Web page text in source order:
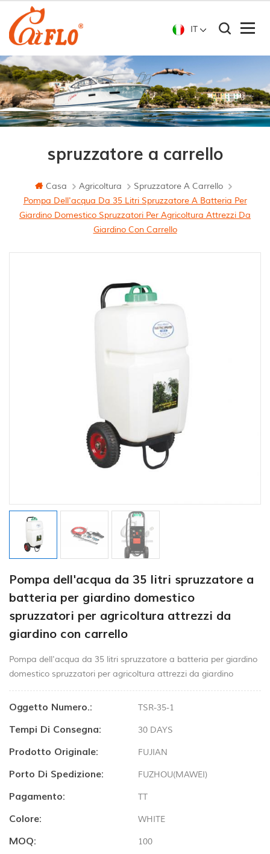
IT
spruzzatore a carrello
Casa Agricoltura
Spruzzatore A Carrello
Pompa Dell'acqua Da 35 Litri Spruzzatore A Batteria Per
Giardino Domestico Spruzzatori Per Agricoltura Attrezzi Da
Giardino Con Carrello
Pompa dell'acqua da 35 litri spruzzatore a
batteria per giardino domestico
spruzzatori per agricoltura attrezzi da
giardino con carrello
Pompa dell'acqua da 35 litri spruzzatore a batteria per giardino
domestico spruzzatori per agricoltura attrezzi da giardino
Oggetto Numero.: TSR-35-1
Tempi Di Consegna: 30 DAYS
Prodotto Originale: FUJIAN
Porto Di Spedizione: FUZHOU(MAWEI)
Pagamento: TT
Colore: WHITE
MOQ: 100